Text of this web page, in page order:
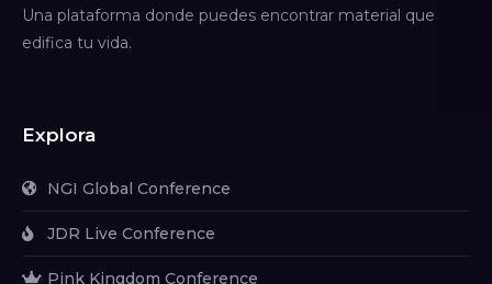
Una plataforma donde puedes encontrar material que
edifica tu vida.
Explora
NGI Global Conference
JDR Live Conference
Pink Kingdom Conference